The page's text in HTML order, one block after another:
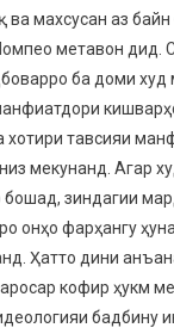
ва махсусан аз
метавон дид.
ба доми худ
тавсияи
мекунанд. Агар
бошад, зиндагии
онҳо фарҳангу
Ҳатто дини
кофир ҳукм
бадбину